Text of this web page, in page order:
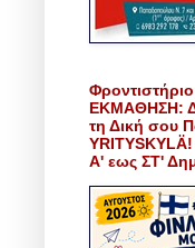
Φροντιστήριο
ΕΚΜΑΘΗΣΗ:
τη Δική σου
YRITYSKYLÄ!
Α' εως ΣΤ'